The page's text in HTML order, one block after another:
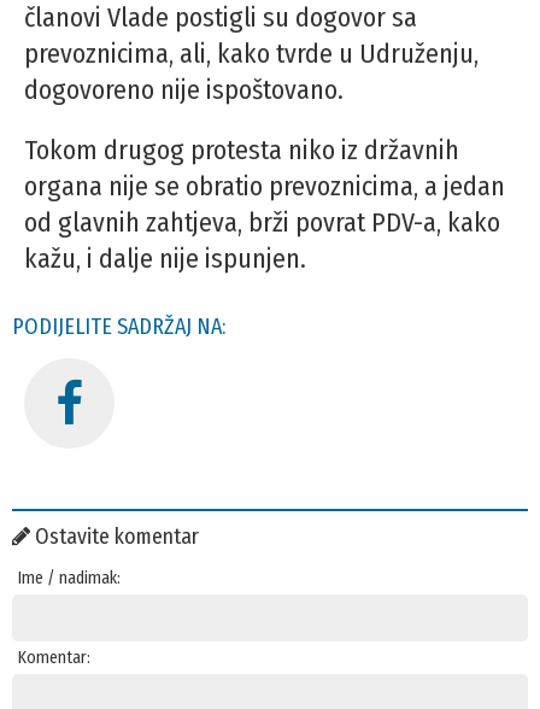
članovi Vlade postigli su dogovor sa
prevoznicima, ali, kako tvrde u Udruženju,
dogovoreno nije ispoštovano.
Tokom drugog protesta niko iz državnih
organa nije se obratio prevoznicima, a jedan
od glavnih zahtjeva, brži povrat PDV-a, kako
kažu, i dalje nije ispunjen.
PODIJELITE SADRŽAJ NA:
Ostavite komentar
Ime / nadimak:
Komentar: